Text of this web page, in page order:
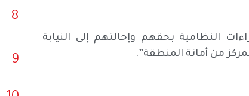
النظامية بحقهم وإحالتهم إلى النيابة
من أمانة المنطقة”.
8
9